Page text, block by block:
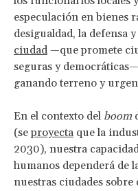
especulación en bienes
desigualdad, la defensa
ciudad —que promete
seguras y
ganando terreno y
En el contexto del boom
(seproyecta que la
2030), nuestra
humanos dependerá de
nuestras ciudades sobre